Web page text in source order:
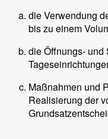
die Verwendung
bis zu einem
die Öffnungs-
Maßnahmen und
Realisierung der